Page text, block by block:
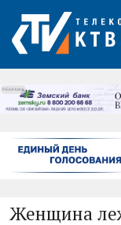
РЕКЛАМА
Женщина